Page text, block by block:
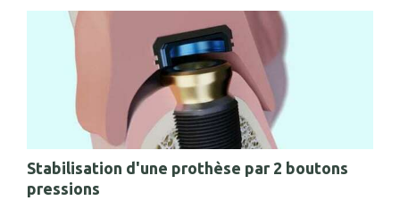
Stabilisation d'une prothèse par 2 boutons
pressions